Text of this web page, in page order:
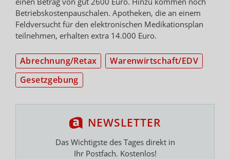
Betriebskostenpauschalen. Apotheken, die an einem
Feldversucht für den elektronischen Medikationsplan
teilnehmen, erhalten extra 14.000 Euro.
Abrechnung/Retax
Warenwirtschaft/EDV
Gesetzgebung
NEWSLETTER
Das Wichtigste des Tages direkt in
Ihr Postfach. Kostenlos!